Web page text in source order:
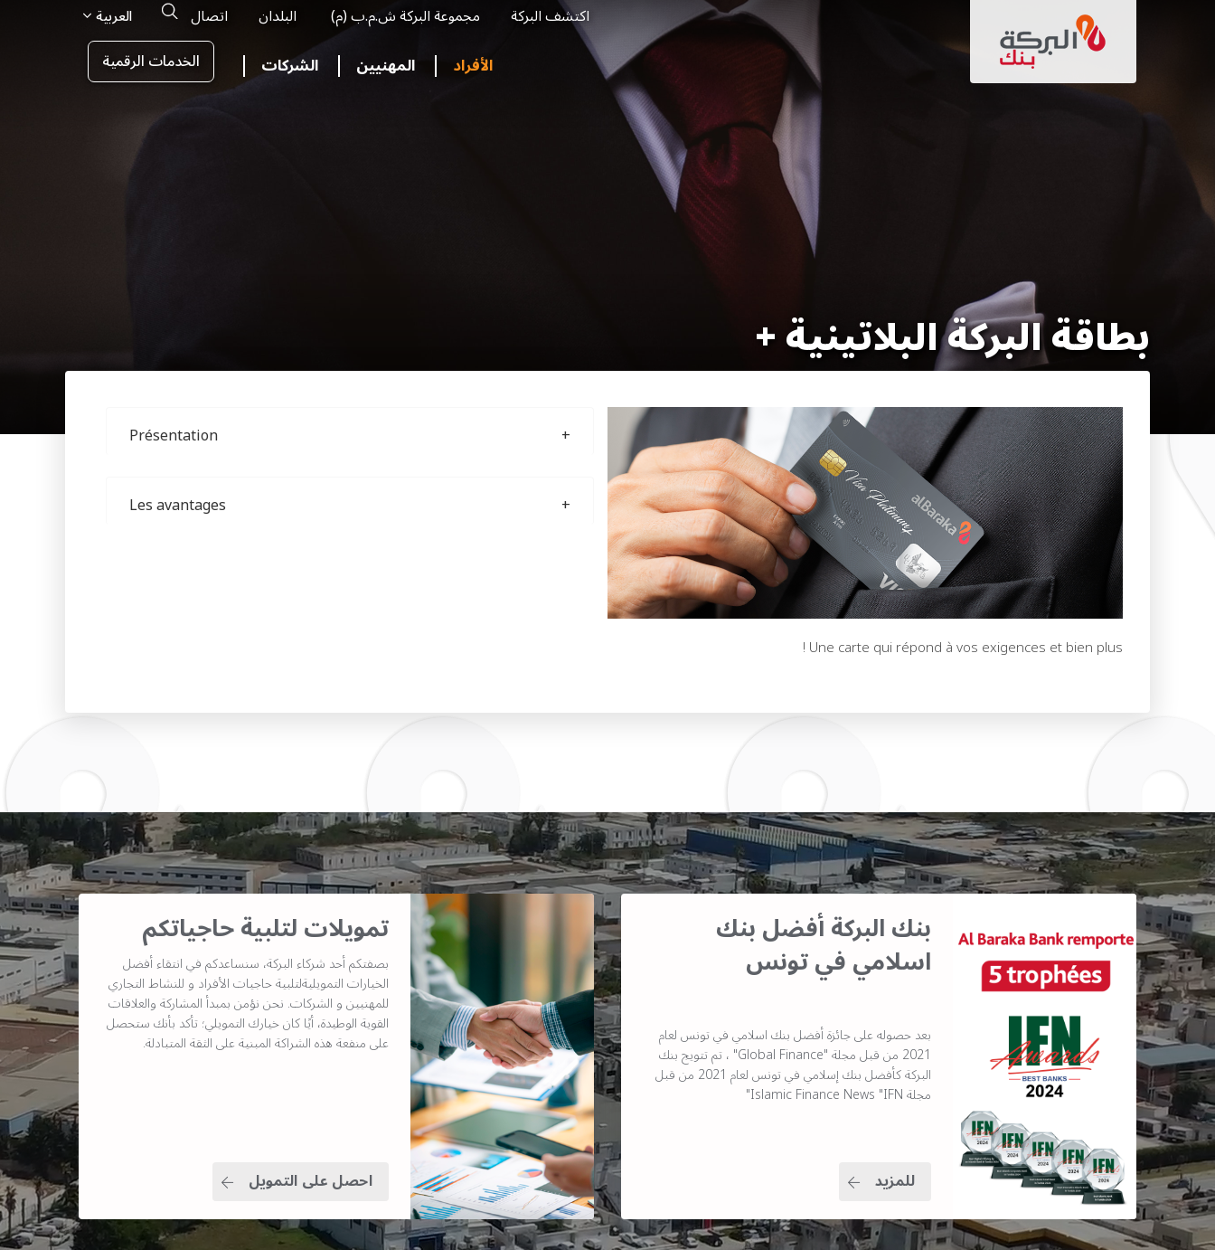
Menu
Top
اكتشف البركة مجموعة البركة ش.م.ب (م) البلدان اتصال العربية
Search
الأفراد المهنيين الشركات الخدمات الرقمية
بطاقة البركة البلاتينية +
Une carte qui répond à vos exigences et bien plus !
Présentation
Les avantages
بنك البركة أفضل بنك
اسلامي في تونس
بعد حصوله على جائزة أفضل بنك اسلامي في تونس لعام
2021 من قبل مجلة "Global Finance" ، تم تتويج بنك
البركة كأفضل بنك إسلامي في تونس لعام 2021 من قبل
مجلة Islamic Finance News "IFN"
للمزيد
تمويلات لتلبية حاجياتكم
بصفتكم أحد شركاء البركة، سنساعدكم في انتقاء أفضل
الخيارات التمويليةلتلبية حاجيات الأفراد و للنشاط التجاري
للمهنيين و الشركات. نحن نؤمن بمبدأ المشاركة والعلاقات
القوية الوطيدة، أيًا كان خيارك التمويلي؛ تأكد بأنك ستحصل
على منفعة هذه الشراكة المبنية على الثقة المتبادلة.
احصل على التمويل